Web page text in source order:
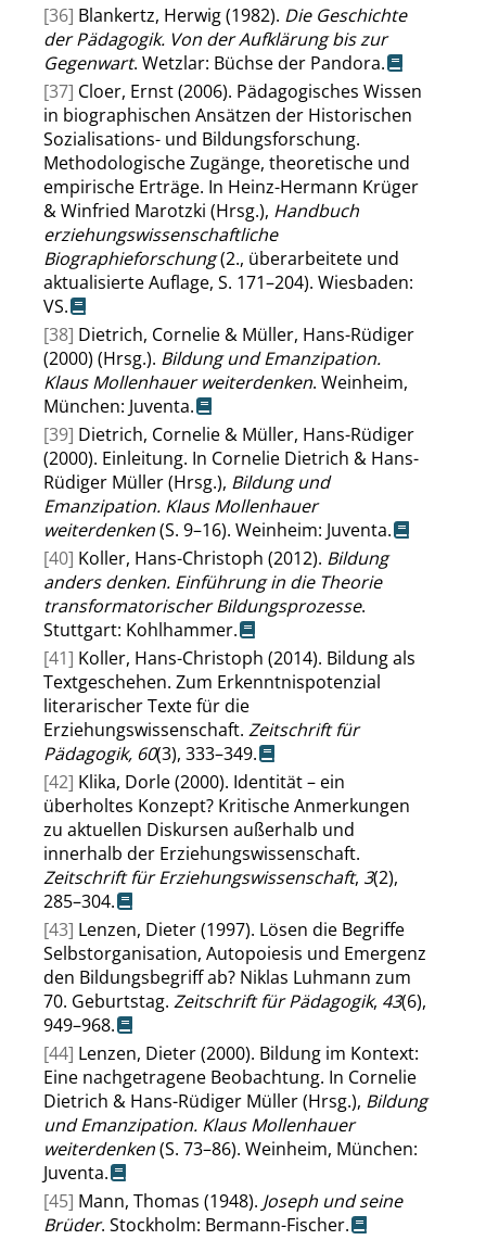
[36] Blankertz, Herwig (1982). Die Geschichte
der Pädagogik. Von der Aufklärung bis zur
Gegenwart. Wetzlar: Büchse der Pandora.
[37] Cloer, Ernst (2006). Pädagogisches Wissen
in biographischen Ansätzen der Historischen
Sozialisations- und Bildungsforschung.
Methodologische Zugänge, theoretische und
empirische Erträge. In Heinz-Hermann Krüger
& Winfried Marotzki (Hrsg.), Handbuch
erziehungswissenschaftliche
Biographieforschung(2., überarbeitete und
aktualisierte Auflage, S. 171–204). Wiesbaden:
VS.
[38] Dietrich, Cornelie & Müller, Hans-Rüdiger
(2000) (Hrsg.). Bildung und Emanzipation.
Klaus Mollenhauer weiterdenken. Weinheim,
München: Juventa.
[39] Dietrich, Cornelie & Müller, Hans-Rüdiger
(2000). Einleitung. In Cornelie Dietrich & Hans-
Rüdiger Müller (Hrsg.), Bildung und
Emanzipation. Klaus Mollenhauer
weiterdenken(S. 9–16). Weinheim: Juventa.
[40] Koller, Hans-Christoph (2012). Bildung
anders denken. Einführung in die Theorie
transformatorischer Bildungsprozesse.
Stuttgart: Kohlhammer.
[41] Koller, Hans-Christoph (2014). Bildung als
Textgeschehen. Zum Erkenntnispotenzial
literarischer Texte für die
Erziehungswissenschaft. Zeitschrift für
Pädagogik, 60(3), 333–349.
[42] Klika, Dorle (2000). Identität – ein
überholtes Konzept? Kritische Anmerkungen
zu aktuellen Diskursen außerhalb und
innerhalb der Erziehungswissenschaft.
Zeitschrift für Erziehungswissenschaft, 3(2),
285–304.
[43] Lenzen, Dieter (1997). Lösen die Begriffe
Selbstorganisation, Autopoiesis und Emergenz
den Bildungsbegriff ab? Niklas Luhmann zum
70. Geburtstag. Zeitschrift für Pädagogik, 43(6),
949–968.
[44] Lenzen, Dieter (2000). Bildung im Kontext:
Eine nachgetragene Beobachtung. In Cornelie
Dietrich & Hans-Rüdiger Müller (Hrsg.), Bildung
und Emanzipation. Klaus Mollenhauer
weiterdenken(S. 73–86). Weinheim, München:
Juventa.
[45] Mann, Thomas (1948). Joseph und seine
Brüder. Stockholm: Bermann-Fischer.